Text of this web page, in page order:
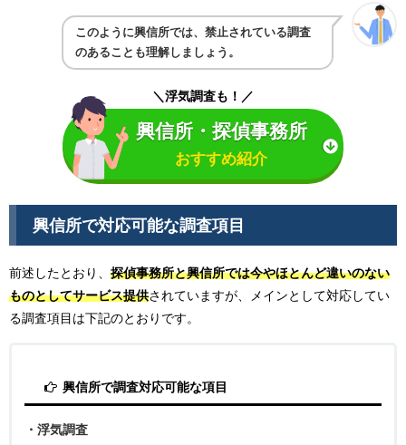
このように興信所では、禁止されている調査
のあることも理解しましょう。
＼浮気調査も！／
興信所・探偵事務所
おすすめ紹介
興信所で対応可能な調査項目
前述したとおり、 探偵事務所と興信所では今やほとんど違いのない
ものとしてサービス提供されていますが、メインとして対応してい
る調査項目は下記のとおりです。
興信所で調査対応可能な項目
・浮気調査